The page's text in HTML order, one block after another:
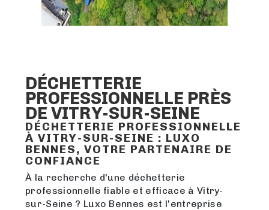
DÉCHETTERIE
PROFESSIONNELLE PRÈS
DE VITRY-SUR-SEINE
DÉCHETTERIE PROFESSIONNELLE
À VITRY-SUR-SEINE : LUXO
BENNES, VOTRE PARTENAIRE DE
CONFIANCE
À la recherche d'une déchetterie
professionnelle fiable et efficace à Vitry-
sur-Seine ? Luxo Bennes est l'entreprise